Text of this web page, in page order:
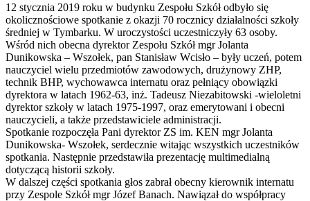
12 stycznia 2019 roku w budynku Zespołu Szkół odbyło się
okolicznościowe spotkanie z okazji 70 rocznicy działalności szkoły
średniej w Tymbarku. W uroczystości uczestniczyły 63 osoby.
Wśród nich obecna dyrektor Zespołu Szkół mgr Jolanta
Dunikowska – Wszołek, pan Stanisław Wcisło – były uczeń, potem
nauczyciel wielu przedmiotów zawodowych, drużynowy ZHP,
technik BHP, wychowawca internatu oraz pełniący obowiązki
dyrektora w latach 1962-63, inż. Tadeusz Niezabitowski -wieloletni
dyrektor szkoły w latach 1975-1997, oraz emerytowani i obecni
nauczycieli, a także przedstawiciele administracji.
Spotkanie rozpoczęła Pani dyrektor ZS im. KEN mgr Jolanta
Dunikowska- Wszołek, serdecznie witając wszystkich uczestników
spotkania. Następnie przedstawiła prezentację multimedialną
dotyczącą historii szkoły.
W dalszej części spotkania głos zabrał obecny kierownik internatu
przy Zespole Szkół mgr Józef Banach. Nawiązał do współpracy